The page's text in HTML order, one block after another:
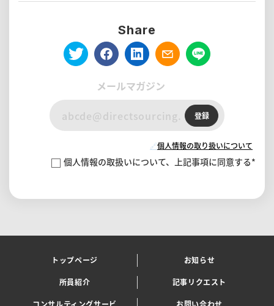
Share
メールマガジン
登録
🔗個人情報の取り扱いについて
個人情報の取扱いについて、上記事項に同意する*
トップページ
お知らせ
所員紹介
記事リクエスト